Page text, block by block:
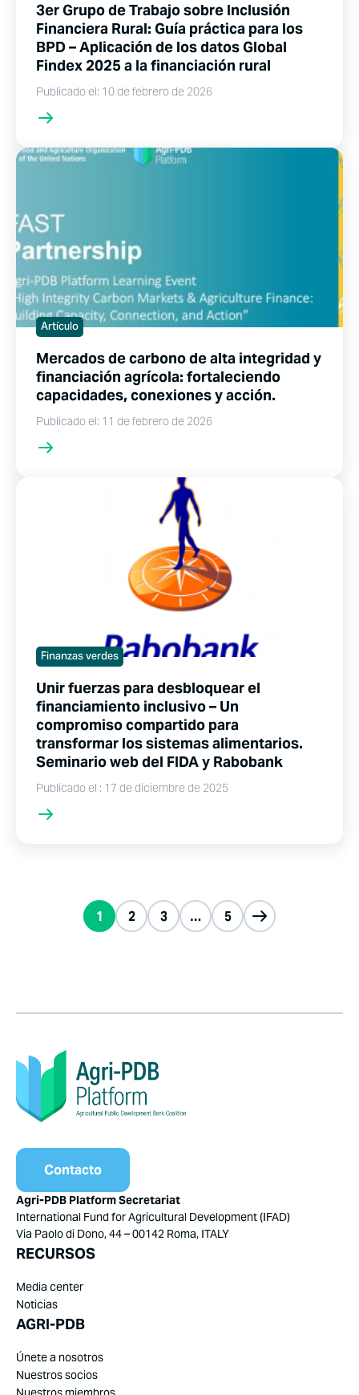
3er Grupo de Trabajo sobre Inclusión
Financiera Rural: Guía práctica para los
BPD – Aplicación de los datos Global
Findex 2025 a la financiación rural
Publicado el: 10 de febrero de 2026
Artículo
Mercados de carbono de alta integridad y
financiación agrícola: fortaleciendo
capacidades, conexiones y acción.
Publicado el: 11 de febrero de 2026
Finanzas verdes
Unir fuerzas para desbloquear el
financiamiento inclusivo – Un
compromiso compartido para
transformar los sistemas alimentarios.
Seminario web del FIDA y Rabobank
Publicado el : 17 de diciembre de 2025
1 2 3 … 5
Contacto
Agri-PDB Platform Secretariat
International Fund for Agricultural Development (IFAD)
Via Paolo di Dono, 44 – 00142 Roma, ITALY
RECURSOS
Media center
Noticias
AGRI-PDB
Únete a nosotros
Nuestros socios